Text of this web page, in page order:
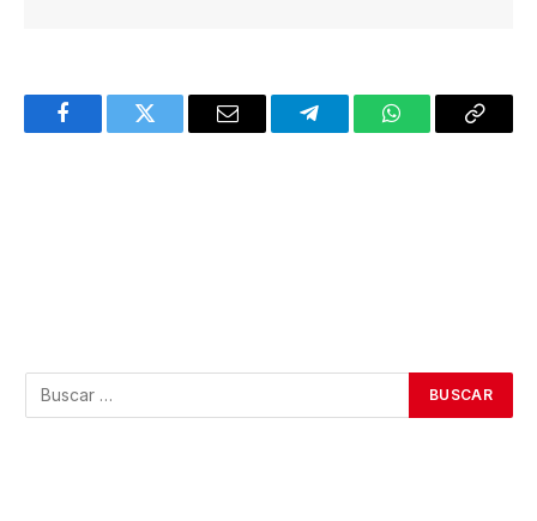
FacebookTwitter Email TelegramWhatsAppCopy